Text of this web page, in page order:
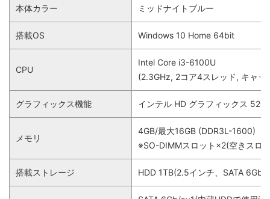
本体カラー ミッドナイトブルー
搭載OS Windows 10 Home 64bit
CPU
Intel Core i3-6100U
(2.3GHz, 2コア4スレッド, キャッ
グラフィックス機能 インテル HD グラフィックス
メモリ
4GB/最大16GB (DDR3L-1600)
※SO-DIMMスロット×2(空きスロ
搭載ストレージ HDD 1TB(2.5インチ、SATA 6Gb/